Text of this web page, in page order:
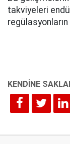
takviyeleri